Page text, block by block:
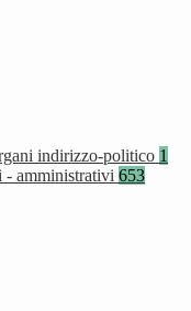
indirizzo-politico 1
- amministrativi 653